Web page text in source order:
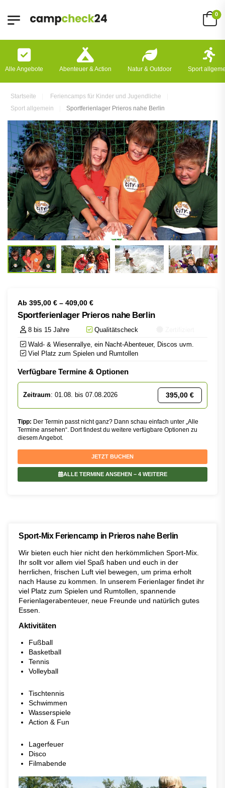
0
Alle Angebote Abenteuer & Action Natur & Outdoor Sport
Startseite
Feriencamps für Kinder und Jugendliche
Sport allgemein
Sportferienlager Prieros nahe Berlin
Ab 395,00 € – 409,00 €
Sportferienlager Prieros nahe Berlin
8 bis 15 Jahre Qualitätscheck
Wald- & Wiesenrallye, ein Nacht-Abenteuer, Discos uvm.
Viel Platz zum Spielen und Rumtollen
Verfügbare Termine & Optionen
Zeitraum: 01.08. bis 07.08.2026 395,00 €
Tipp: Der Termin passt nicht ganz? Dann schau einfach unter „Alle
Termine ansehen“. Dort findest du weitere verfügbare Optionen zu
diesem Angebot.
JETZT BUCHEN
ALLE TERMINE ANSEHEN – 4 WEITERE
Sport-Mix Feriencamp in Prieros nahe Berlin
Wir bieten euch hier nicht den herkömmlichen Sport-Mix.
Ihr sollt vor allem viel Spaß haben und euch in der
herrlichen, frischen Luft viel bewegen, um prima erholt
nach Hause zu kommen. In unserem Ferienlager findet ihr
viel Platz zum Spielen und Rumtollen, spannende
Ferienlagerabenteuer, neue Freunde und natürlich gutes
Essen.
Aktivitäten
Fußball
Basketball
Tennis
Volleyball
Tischtennis
Schwimmen
Wasserspiele
Action & Fun
Lagerfeuer
Disco
Filmabende